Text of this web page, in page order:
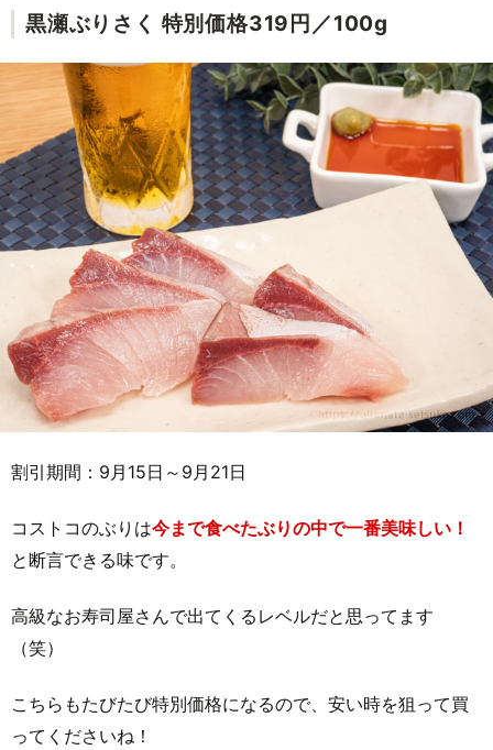
黒瀬ぶりさく 特別価格319円／100g
割引期間：9月15日～9月21日
コストコのぶりは今まで食べたぶりの中で一番美味しい！
と断言できる味です。
高級なお寿司屋さんで出てくるレベルだと思ってます
（笑）
こちらもたびたび特別価格になるので、安い時を狙って買
ってくださいね！